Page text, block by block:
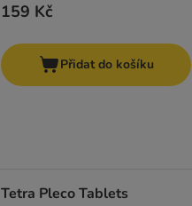
159 Kč
Přidat do košíku
Tetra Pleco Tablets